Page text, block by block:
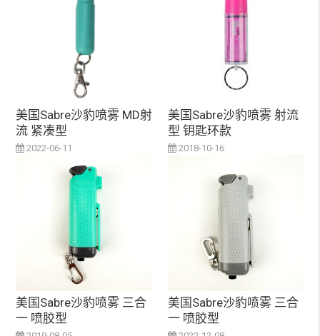
美国Sabre沙豹喷雾 MD射
流 紧凑型
2022-06-11
美国Sabre沙豹喷雾 射流
型 钥匙环款
2018-10-16
美国Sabre沙豹喷雾 三合
一 喷胶型
美国Sabre沙豹喷雾 三合
一 喷胶型